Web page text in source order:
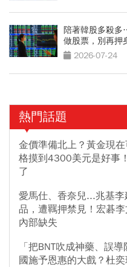
陪著韓股多殺
做股票，別再押
的錢2026-07-24
熱門話題
金價準備北上？黃金現
格摸到4300美元是好事
了
愛馬仕、香奈兒...兆基
品，遭羈押禁見！宏碁
內部缺失
「把BNT吹成神藥、誤
國施予恩惠的大戲？杜